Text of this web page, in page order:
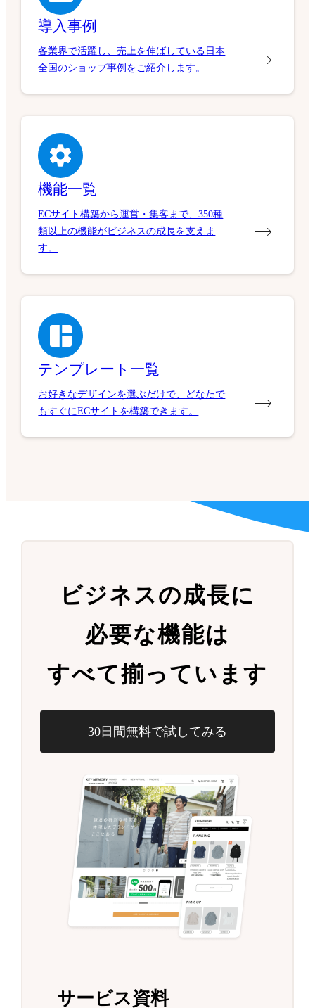
導入事例
各業界で活躍し、売上を伸ばしている日本
全国のショップ事例をご紹介します。
機能一覧
ECサイト構築から運営・集客まで、350種
類以上の機能がビジネスの成長を支えま
す。
テンプレート一覧
お好きなデザインを選ぶだけで、どなたで
もすぐにECサイトを構築できます。
ビジネスの成長に
必要な機能は
すべて揃っています
30日間無料で試してみる
サービス資料